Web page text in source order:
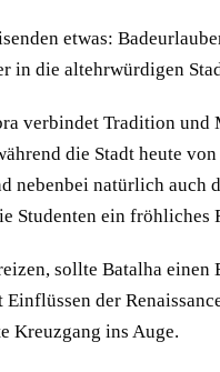
etwas:
in die altehrwürdigen
verbindet Tradition
die Stadt heute
nebenbei natürlich auch
Studenten ein
sollte Batalha
der
Kreuzgang ins Auge.